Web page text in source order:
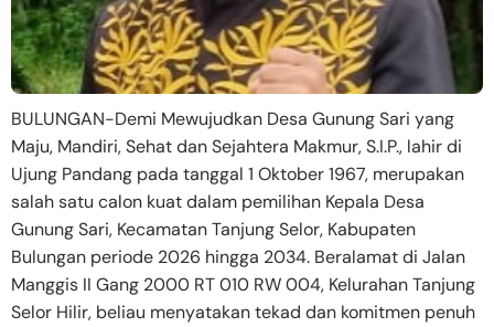
BULUNGAN-Demi Mewujudkan Desa Gunung Sari yang
Maju, Mandiri, Sehat dan Sejahtera Makmur, S.I.P., lahir di
Ujung Pandang pada tanggal 1 Oktober 1967, merupakan
salah satu calon kuat dalam pemilihan Kepala Desa
Gunung Sari, Kecamatan Tanjung Selor, Kabupaten
Bulungan periode 2026 hingga 2034. Beralamat di Jalan
Manggis II Gang 2000 RT 010 RW 004, Kelurahan Tanjung
Selor Hilir, beliau menyatakan tekad dan komitmen penuh